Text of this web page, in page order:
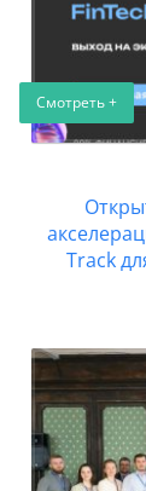
Смотреть +
Track